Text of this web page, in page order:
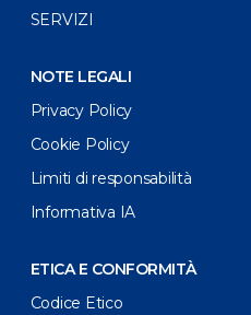
SERVIZI
NOTE LEGALI
Privacy Policy
Cookie Policy
Limiti di responsabilità
Informativa IA
ETICA E CONFORMITÀ
Codice Etico